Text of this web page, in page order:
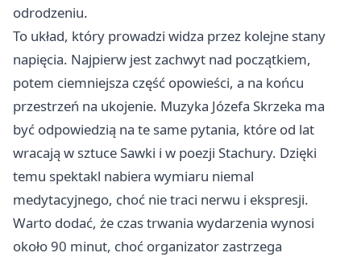
odrodzeniu.
To układ, który prowadzi widza przez kolejne stany
napięcia. Najpierw jest zachwyt nad początkiem,
potem ciemniejsza część opowieści, a na końcu
przestrzeń na ukojenie. Muzyka Józefa Skrzeka ma
być odpowiedzią na te same pytania, które od lat
wracają w sztuce Sawki i w poezji Stachury. Dzięki
temu spektakl nabiera wymiaru niemal
medytacyjnego, choć nie traci nerwu i ekspresji.
Warto dodać, że czas trwania wydarzenia wynosi
około 90 minut, choć organizator zastrzega